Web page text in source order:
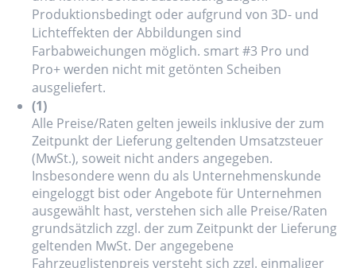
Produktionsbedingt oder aufgrund von 3D- und
Lichteffekten der Abbildungen sind
Farbabweichungen möglich. smart #3 Pro und
Pro+ werden nicht mit getönten Scheiben
ausgeliefert.
(1)
Alle Preise/Raten gelten jeweils inklusive der zum
Zeitpunkt der Lieferung geltenden Umsatzsteuer
(MwSt.), soweit nicht anders angegeben.
Insbesondere wenn du als Unternehmenskunde
eingeloggt bist oder Angebote für Unternehmen
ausgewählt hast, verstehen sich alle Preise/Raten
grundsätzlich zzgl. der zum Zeitpunkt der Lieferung
geltenden MwSt. Der angegebene
Fahrzeuglistenpreis versteht sich zzgl. einmaliger